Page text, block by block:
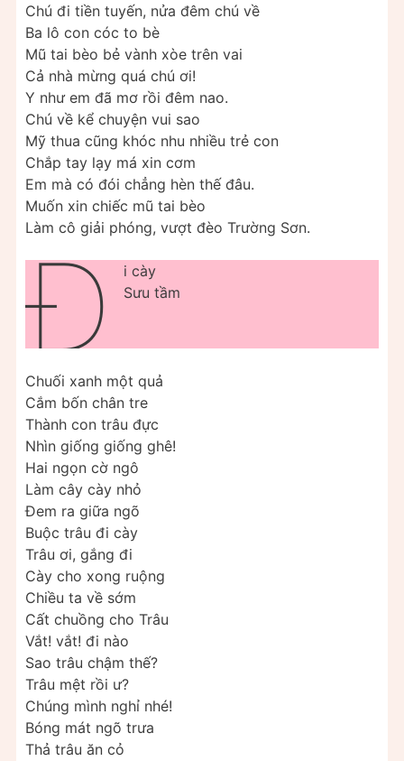
Chú đi tiền tuyến, nửa đêm chú về
Ba lô con cóc to bè
Mũ tai bèo bẻ vành xòe trên vai
Cả nhà mừng quá chú ơi!
Y như em đã mơ rồi đêm nao.
Chú về kể chuyện vui sao
Mỹ thua cũng khóc nhu nhiều trẻ con
Chắp tay lạy má xin cơm
Em mà có đói chẳng hèn thế đâu.
Muốn xin chiếc mũ tai bèo
Làm cô giải phóng, vượt đèo Trường Sơn.
Đ
i cày
Sưu tầm
Chuối xanh một quả
Cắm bốn chân tre
Thành con trâu đực
Nhìn giống giống ghê!
Hai ngọn cờ ngô
Làm cây cày nhỏ
Đem ra giữa ngõ
Buộc trâu đi cày
Trâu ơi, gắng đi
Cày cho xong ruộng
Chiều ta về sớm
Cất chuồng cho Trâu
Vắt! vắt! đi nào
Sao trâu chậm thế?
Trâu mệt rồi ư?
Chúng mình nghỉ nhé!
Bóng mát ngõ trưa
Thả trâu ăn cỏ